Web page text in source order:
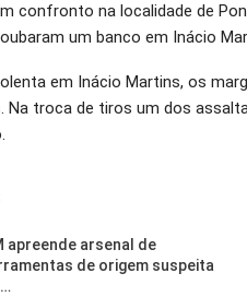
confronto na localidade de
um banco em Inácio
em Inácio Martins, os
Na troca de tiros um dos
apreende arsenal de
de origem suspeita